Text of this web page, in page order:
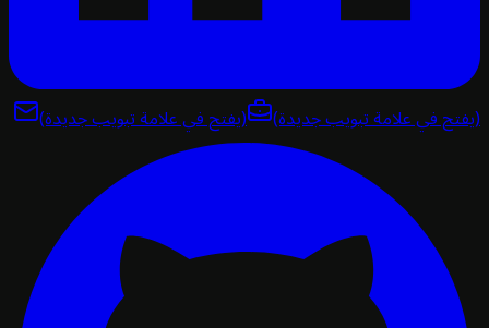
في علامة تبويب جديدة) (يفتح في علامة تبويب جديدة)